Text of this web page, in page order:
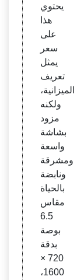
تصني
ف أف
ضل ال
هوات
ف الذ
كية ذا
ت الم
يزانية
المحد
ودة |
Tech
Rada
يحتوي
هذا
على
سعر
يمثل
تعريف
الميزانية،
ولكنه
مزود
بشاشة
واسعة
ومشرقة
ونابضة
بالحياة
مقاس
6.5
بوصة
بدقة
720 ×
1600،